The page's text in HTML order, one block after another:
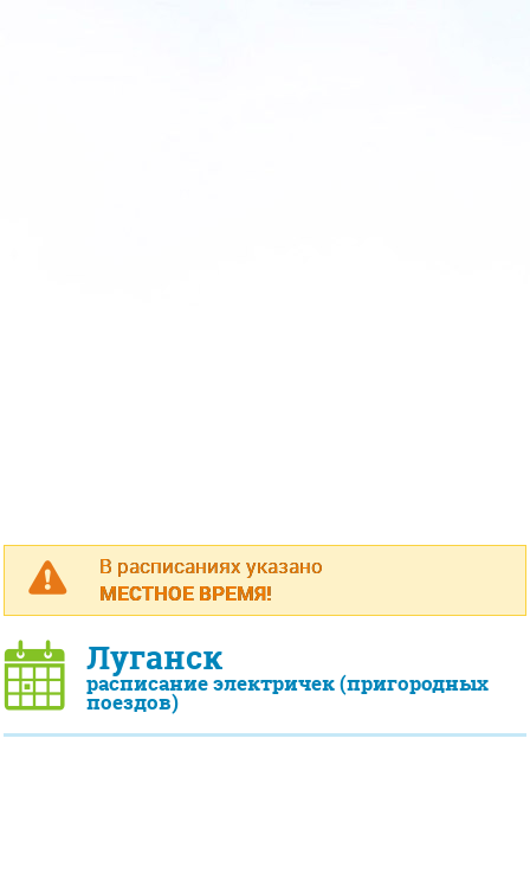
В расписаниях указано
МЕСТНОЕ ВРЕМЯ!
Луганск
расписание электричек (пригородных
поездов)